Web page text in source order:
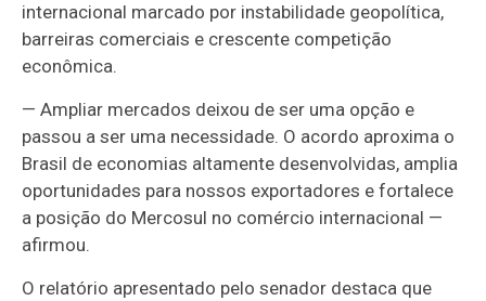
internacional marcado por instabilidade geopolítica,
barreiras comerciais e crescente competição
econômica.
— Ampliar mercados deixou de ser uma opção e
passou a ser uma necessidade. O acordo aproxima o
Brasil de economias altamente desenvolvidas, amplia
oportunidades para nossos exportadores e fortalece
a posição do Mercosul no comércio internacional —
afirmou.
O relatório apresentado pelo senador destaca que